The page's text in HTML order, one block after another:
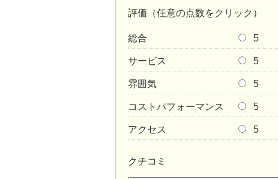
評価（任意の点数をクリック）
総合 5
サービス 5
雰囲気 5
コストパフォーマンス 5
アクセス 5
クチコミ